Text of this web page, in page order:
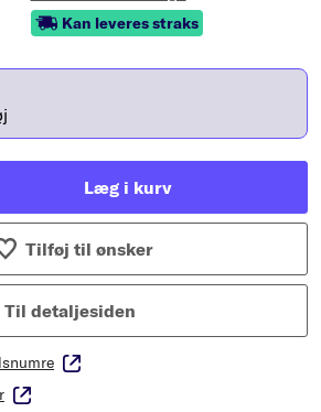
Kan leveres straks
Læg i kurv
Tilføj til ønsker
Til detaljesiden